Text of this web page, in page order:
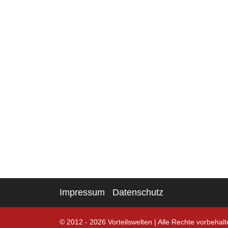
Impressum Datenschutz
© 2012 - 2026 Vorteilswelten | Alle Rechte